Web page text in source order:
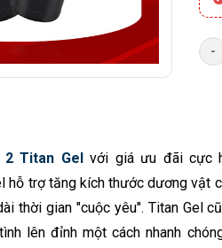
2 Titan Gelvới giá ưu đãi cực
hỗ trợ tăng kích thước dương vật
thời gian "cuộc yêu". Titan Gel
lên đỉnh một cách nhanh